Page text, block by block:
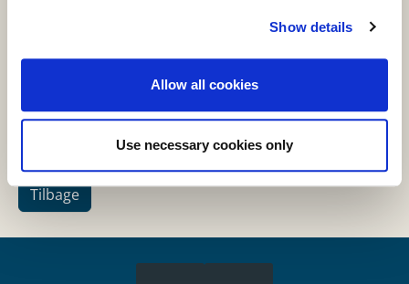
Show details
Allow all cookies
Use necessary cookies only
Har du andre spørgsmål? Så er du
velkommen til at kontakte pædagogisk
udviklingskonsulent i Skoletjenesten Sidsel
Tilbage